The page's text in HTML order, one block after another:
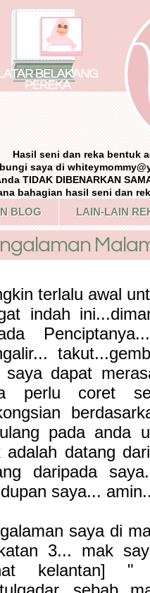
Hasil seni dan reka bentuk
saya di
TIDAK DIBENARKAN
bahagian hasil seni dan
BLOG LAIN-LAIN
terlalu awal
indah
saya dapat
perlu coret
pada anda
adalah datang
daripada
saya...
saya di
3... mak
kelantan]